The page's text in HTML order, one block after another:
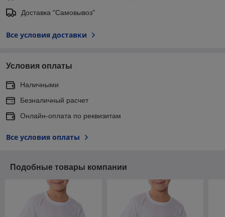
Доставка "Самовывоз"
Все условия доставки
Условия оплаты
Наличными
Безналичный расчет
Онлайн-оплата по реквизитам
Все условия оплаты
Подобные товары компании